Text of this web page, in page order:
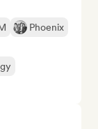
Phoenix